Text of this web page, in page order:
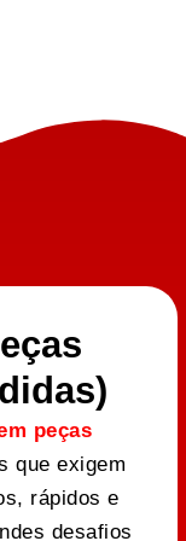
peças
que exigem
rápidos e
desafios